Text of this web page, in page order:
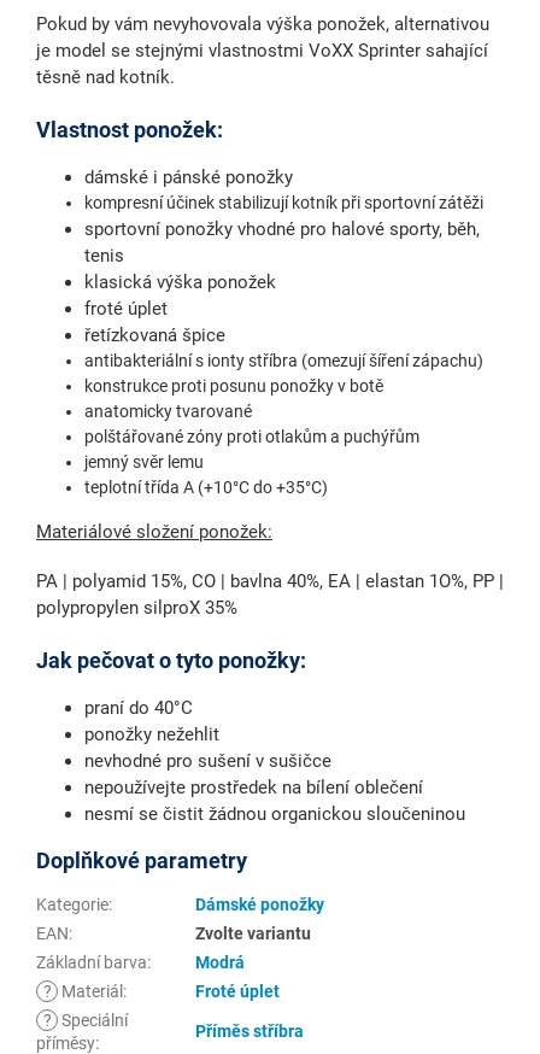
Pokud by vám nevyhovovala výška ponožek, alternativou
je model se stejnými vlastnostmi VoXX Sprinter sahající
těsně nad kotník.
Vlastnost ponožek:
dámské i pánské ponožky
kompresní účinek stabilizují kotník při sportovní zátěži
sportovní ponožky vhodné pro halové sporty, běh,
tenis
klasická výška ponožek
froté úplet
řetízkovaná špice
antibakteriální s ionty stříbra (omezují šíření zápachu)
konstrukce proti posunu ponožky v botě
anatomicky tvarované
polštářované zóny proti otlakům a puchýřům
jemný svěr lemu
teplotní třída A (+10°C do +35°C)
Materiálové složení ponožek:
PA | polyamid 15%, CO | bavlna 40%, EA | elastan 1O%, PP |
polypropylen silproX 35%
Jak pečovat o tyto ponožky:
praní do 40°C
ponožky nežehlit
nevhodné pro sušení v sušičce
nepoužívejte prostředek na bílení oblečení
nesmí se čistit žádnou organickou sloučeninou
Doplňkové parametry
Kategorie:
Dámské ponožky
EAN:
Zvolte variantu
Základní barva:
Modrá
?
Materiál :
Froté úplet
? Speciální
příměsy:
Příměs stříbra